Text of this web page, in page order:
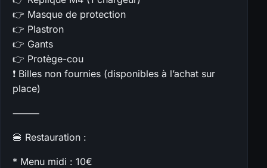
👉 Masque de protection
👉 Plastron
👉 Gants
👉 Protège-cou
❗ Billes non fournies (disponibles à l’achat sur
place)
⸻
🍔 Restauration :
* Menu midi : 10€